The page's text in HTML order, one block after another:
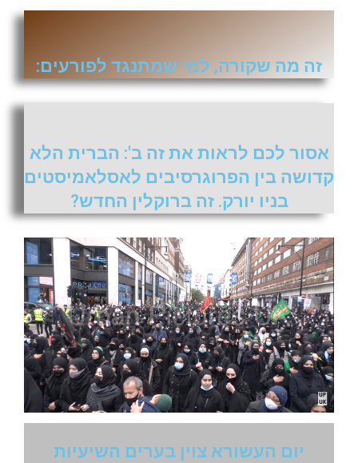
זה מה שקורה, למי שמתנגד לפורעים:
אסור לכם לראות את זה ב': הברית הלא
קדושה בין הפרוגרסיבים לאסלאמיסטים
בניו יורק. זה ברוקלין החדש?
יום העשורא צוין בערים השיעיות